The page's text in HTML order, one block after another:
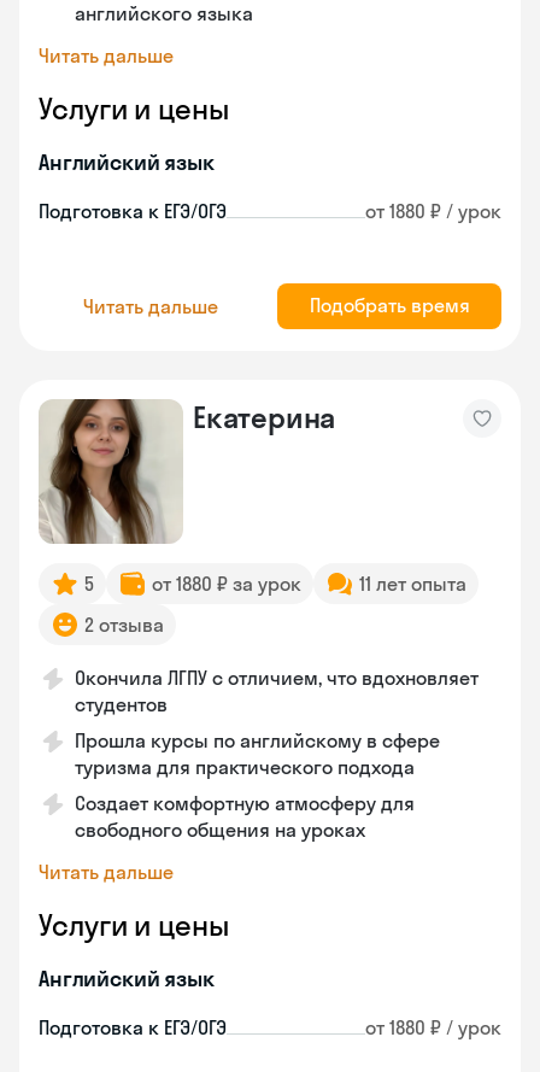
английского языка
Читать дальше
Услуги и цены
Английский язык
Подготовка к ЕГЭ/ОГЭ от 1880 ₽ / урок
Читать дальше Подобрать время
Екатерина
5 от 1880 ₽ за урок
11 лет опыта
2 отзыва
Окончила ЛГПУ с отличием, что вдохновляет
студентов
Прошла курсы по английскому в сфере
туризма для практического подхода
Создает комфортную атмосферу для
свободного общения на уроках
Читать дальше
Услуги и цены
Английский язык
Подготовка к ЕГЭ/ОГЭ от 1880 ₽ / урок